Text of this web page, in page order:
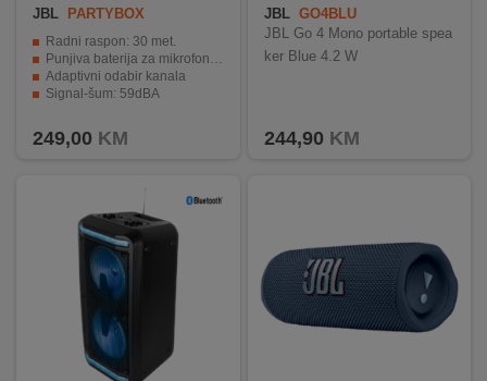
JBL PARTYBOX
Radni raspon: 30 met.
Punjiva baterija za mikrofon: 600mAh, 3.7V Li-ion baterija
Adaptivni odabir kanala
Signal-šum: 59dBA
249,00 KM
JBL GO4BLU
JBL Go 4 Mono portable spea
ker Blue 4.2 W
244,90 KM